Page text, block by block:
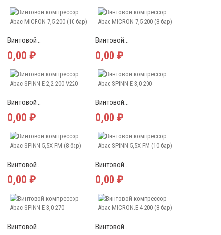
Винтовой...
0,00 ₽
Винтовой...
0,00 ₽
Винтовой...
0,00 ₽
Винтовой...
0,00 ₽
Винтовой...
0,00 ₽
Винтовой...
0,00 ₽
Винтовой... Винтовой...